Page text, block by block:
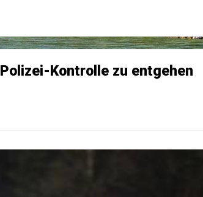
Kontrolle zu entgehen